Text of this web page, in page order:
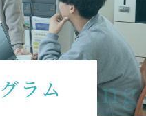
being
ラム